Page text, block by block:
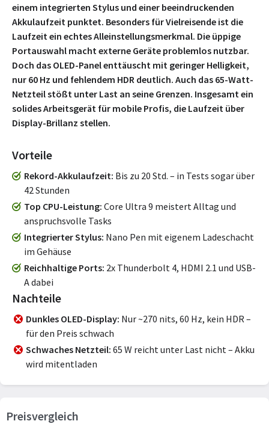
einem integrierten Stylus und einer beeindruckenden
Akkulaufzeit punktet. Besonders für Vielreisende ist die
Laufzeit ein echtes Alleinstellungsmerkmal. Die üppige
Portauswahl macht externe Geräte problemlos nutzbar.
Doch das OLED-Panel enttäuscht mit geringer Helligkeit,
nur 60 Hz und fehlendem HDR deutlich. Auch das 65-Watt-
Netzteil stößt unter Last an seine Grenzen. Insgesamt ein
solides Arbeitsgerät für mobile Profis, die Laufzeit über
Display-Brillanz stellen.
Vorteile
Rekord-Akkulaufzeit Bis zu 20 Std. – in Tests sogar über
42 Stunden
Top CPU-Leistung Core Ultra 9 meistert Alltag und
anspruchsvolle Tasks
Integrierter Stylus Nano Pen mit eigenem Ladeschacht
im Gehäuse
Reichhaltige Ports 2x Thunderbolt 4, HDMI 2.1 und USB-
A dabei
Nachteile
Dunkles OLED-Display Nur ~270 nits, 60 Hz, kein HDR –
für den Preis schwach
Schwaches Netzteil 65 W reicht unter Last nicht – Akku
wird mitentladen
Preisvergleich